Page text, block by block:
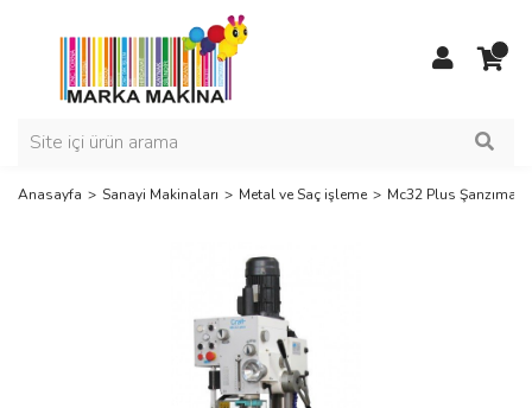
Anasayfa Sanayi Makinaları Metal ve Saç işleme Mc32 Plus